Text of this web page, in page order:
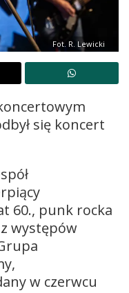
Fot. R. Lewicki
się koncert
60., punk rocka
występów
w czerwcu